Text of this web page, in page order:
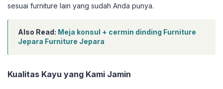
sesuai furniture lain yang sudah Anda punya.
Also Read: Meja konsul + cermin dinding Furniture
Jepara Furniture Jepara
Kualitas Kayu yang Kami Jamin